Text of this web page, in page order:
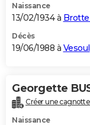
Naissance
13/02/1934 à
Décès
19/06/1988 à Vesoul
Georgette
Créer une
Naissance